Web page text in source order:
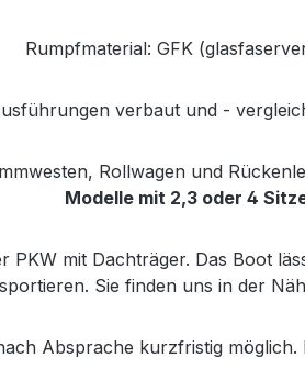
Rumpfmaterial: GFK
verbaut und -
Rollwagen und
Modelle mit 2,3 oder 4
PKW mit Dachträger. Das Boot
Sie finden uns in der
Absprache kurzfristig